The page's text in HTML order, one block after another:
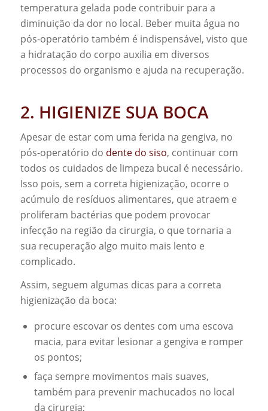
temperatura gelada pode contribuir para a
diminuição da dor no local. Beber muita água no
pós-operatório também é indispensável, visto que
a hidratação do corpo auxilia em diversos
processos do organismo e ajuda na recuperação.
2. HIGIENIZE SUA BOCA
Apesar de estar com uma ferida na gengiva, no
pós-operatório do dente do siso, continuar com
todos os cuidados de limpeza bucal é necessário.
Isso pois, sem a correta higienização, ocorre o
acúmulo de resíduos alimentares, que atraem e
proliferam bactérias que podem provocar
infecção na região da cirurgia, o que tornaria a
sua recuperação algo muito mais lento e
complicado.
Assim, seguem algumas dicas para a correta
higienização da boca:
procure escovar os dentes com uma escova
macia, para evitar lesionar a gengiva e romper
os pontos;
faça sempre movimentos mais suaves,
também para prevenir machucados no local
da cirurgia;